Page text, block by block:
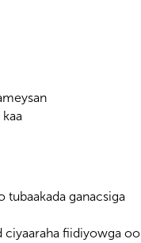
tubaakada ganacsiga
ciyaaraha fiidiyowga oo